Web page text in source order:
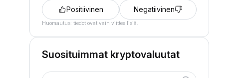
Positiivinen Negatiivinen
Huomautus: tiedot ovat vain viitteellisiä.
Suosituimmat kryptovaluutat